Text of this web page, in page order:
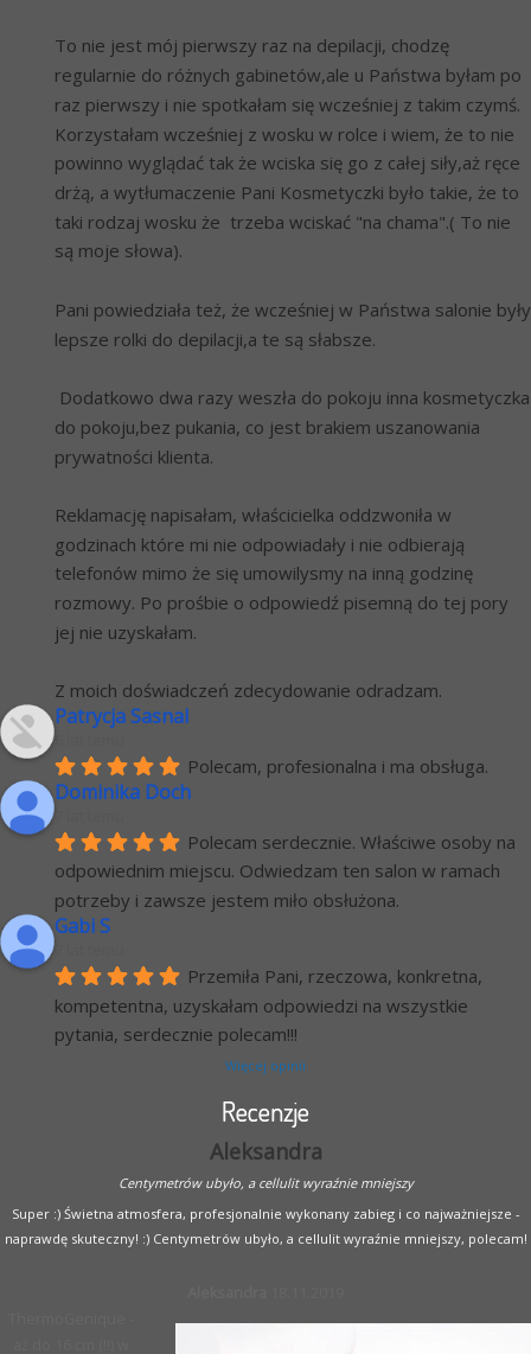
To nie jest mój pierwszy raz na depilacji, chodzę
regularnie do różnych gabinetów,ale u Państwa byłam po
raz pierwszy i nie spotkałam się wcześniej z takim czymś.
Korzystałam wcześniej z wosku w rolce i wiem, że to nie
powinno wyglądać tak że wciska się go z całej siły,aż ręce
drżą, a wytłumaczenie Pani Kosmetyczki było takie, że to
taki rodzaj wosku że  trzeba wciskać "na chama".( To nie
są moje słowa).
Pani powiedziała też, że wcześniej w Państwa salonie były
lepsze rolki do depilacji,a te są słabsze.
Dodatkowo dwa razy weszła do pokoju inna kosmetyczka
do pokoju,bez pukania, co jest brakiem uszanowania
prywatności klienta.
Reklamację napisałam, właścicielka oddzwoniła w
godzinach które mi nie odpowiadały i nie odbierają
telefonów mimo że się umowilysmy na inną godzinę
rozmowy. Po prośbie o odpowiedź pisemną do tej pory
jej nie uzyskałam.
Z moich doświadczeń zdecydowanie odradzam.
Patrycja Sasnal
Polecam, profesionalna i ma obsługa.
Dominika Doch
Polecam serdecznie. Właściwe osoby na
odpowiednim miejscu. Odwiedzam ten salon w ramach
potrzeby i zawsze jestem miło obsłużona.
Gabi S
Przemiła Pani, rzeczowa, konkretna,
kompetentna, uzyskałam odpowiedzi na wszystkie
pytania, serdecznie polecam!!!
Więcej opinii
Recenzje
Aleksandra
Centymetrów ubyło, a cellulit wyraźnie mniejszy
Super :) Świetna atmosfera, profesjonalnie wykonany zabieg i co najważniejsze -
naprawdę skuteczny! :) Centymetrów ubyło, a cellulit wyraźnie mniejszy, polecam!